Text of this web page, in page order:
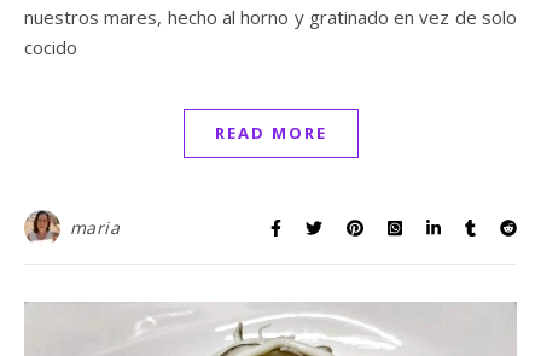
nuestros mares, hecho al horno y gratinado en vez de solo
cocido
READ MORE
maria